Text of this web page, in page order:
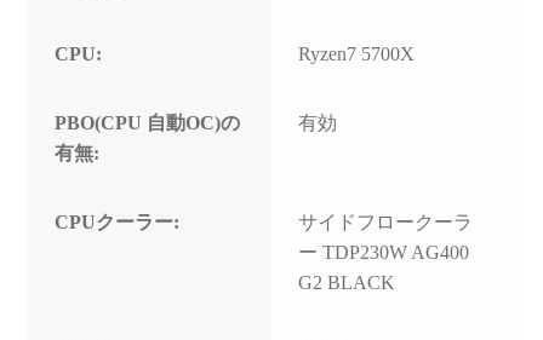
CPU: Ryzen7 5700X
PBO(CPU 自動OC)の
有無:
有効
CPUクーラー:
サイドフロークーラ
ー TDP230W AG400
G2 BLACK